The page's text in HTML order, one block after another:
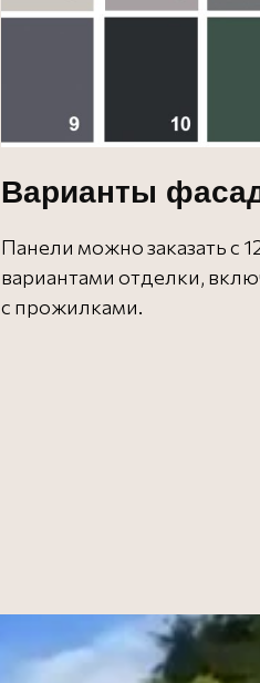
Варианты
Панели можно заказать с
вариантами отделки,
с прожилками.